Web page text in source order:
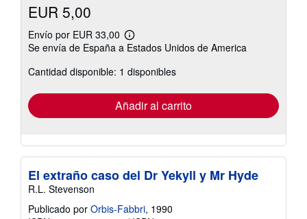
EUR 5,00
Envío por EUR 33,00
Más
información
las
tarifas
envío
Se envía de España a Estados Unidos de America
Cantidad disponible: 1 disponibles
Añadir al carrito
El extraño caso del Dr Yekyll y Mr Hyde
R.L. Stevenson
Publicado por Orbis-Fabbri, 1990